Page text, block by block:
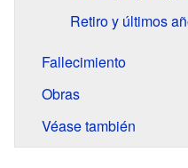
Retiro y últimos
Fallecimiento
Obras
Véase también